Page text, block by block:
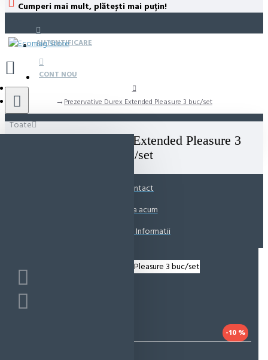
Cumperi mai mult, plătești mai puțin!
AUTENTIFICARE
CONT NOU
Toate
Prezervative Durex Extended Pleasure 3 buc/set
Prezervative Durex Extended Pleasure 3
buc/set
Contact
Suna acum
Solicita Informatii
-10 %